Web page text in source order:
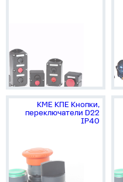
КМЕ КПЕ Кнопки,
переключатели D22
IP40